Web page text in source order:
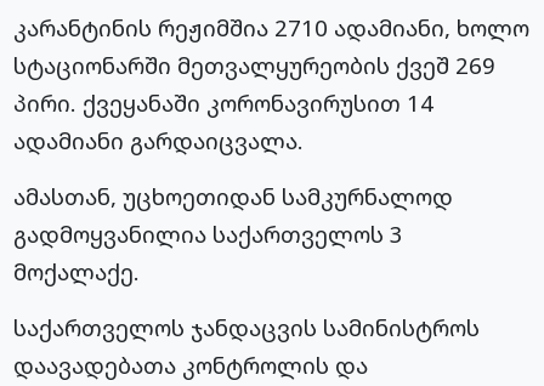
კარანტინის რეჟიმშია 2710 ადამიანი, ხოლო
სტაციონარში მეთვალყურეობის ქვეშ 269
პირი. ქვეყანაში კორონავირუსით 14
ადამიანი გარდაიცვალა.
ამასთან, უცხოეთიდან სამკურნალოდ
გადმოყვანილია საქართველოს 3
მოქალაქე.
საქართველოს ჯანდაცვის სამინისტროს
დაავადებათა კონტროლის და